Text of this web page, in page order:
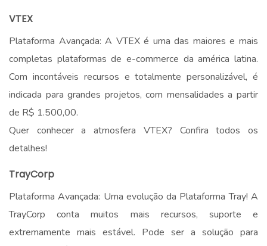
VTEX
Plataforma Avançada: A VTEX é uma das maiores e mais
completas plataformas de e-commerce da américa latina.
Com incontáveis recursos e totalmente personalizável, é
indicada para grandes projetos, com mensalidades a partir
de R$ 1.500,00.
Quer conhecer a atmosfera VTEX? Confira todos os
detalhes!
TrayCorp
Plataforma Avançada: Uma evolução da Plataforma Tray! A
TrayCorp conta muitos mais recursos, suporte e
extremamente mais estável. Pode ser a solução para